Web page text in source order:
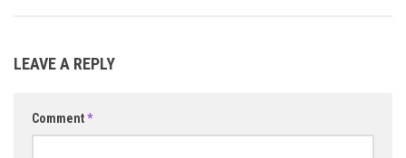
LEAVE A REPLY
Comment*